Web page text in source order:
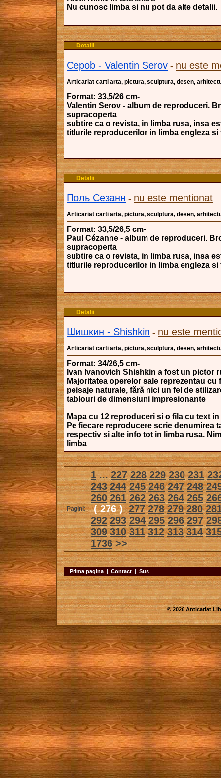
Nu cunosc limba si nu pot da alte detalii.
Detalii
Cepob - Valentin Serov - nu este
Anticariat carti arta, pictura, sculptura, desen,
Format: 33,5/26 cm-
Valentin Serov - album de reproduceri.
supracoperta
subtire ca o revista, in limba rusa, insa
titlurile reproducerilor in limba engleza si
Detalii
Поль Сезанн - nu este mentionat
Anticariat carti arta, pictura, sculptura, desen,
Format: 33,5/26,5 cm-
Paul Cézanne - album de reproduceri.
supracoperta
subtire ca o revista, in limba rusa, insa
titlurile reproducerilor in limba engleza si
Detalii
Шишкин - Shishkin - nu este
Anticariat carti arta, pictura, sculptura, desen,
Format: 34/26,5 cm-
Ivan Ivanovich Shishkin a fost un pictor
Majoritatea operelor sale reprezentau cu
peisaje naturale, fără nici un fel de
tablouri de dimensiuni impresionante
Mapa cu 12 reproduceri si o fila cu text
Pe fiecare reproducere scrie denumirea
respectiv si alte info tot in limba rusa.
limba
Pagini:
1...227 228 229 230 231
243 244 245 246 247 248
260 261 262 263 264 265
( 276 ) 277 278 279 280
292 293 294 295 296 297
309 310 311 312 313 314
1736>>
Prima pagina | Contact | Sus
© 2026 Anticariat